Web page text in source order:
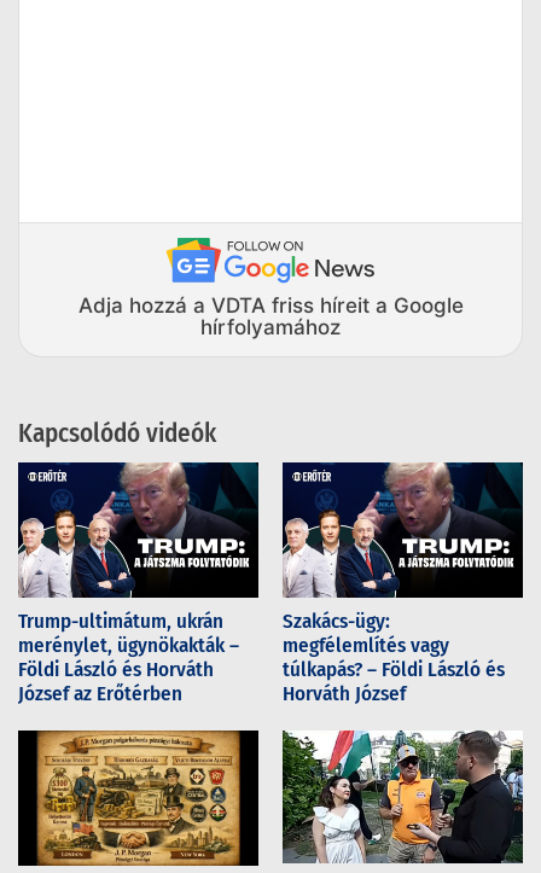
Adja hozzá a VDTA friss híreit a Google
hírfolyamához
Kapcsolódó videók
Trump-ultimátum, ukrán
merénylet, ügynökakták –
Földi László és Horváth
József az Erőtérben
Szakács-ügy:
megfélemlítés vagy
túlkapás? – Földi László és
Horváth József